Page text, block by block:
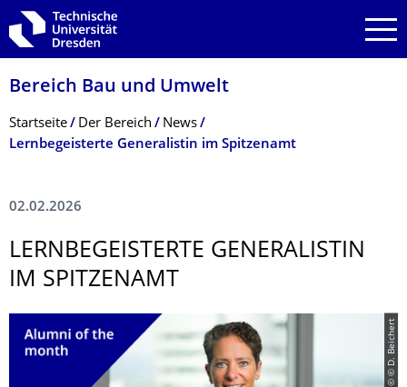
Zur Hauptnavigation springen
Zur Suche springen
Zum Inhalt springen
Bereich Bau und Umwelt
Breadcrumb-Menü
Startseite Der Bereich
News
Lernbegeisterte Generalistin im Spitzenamt
02.02.2026
LERNBEGEISTERTE GENERALISTIN
IM SPITZENAMT
© © D. Beichert